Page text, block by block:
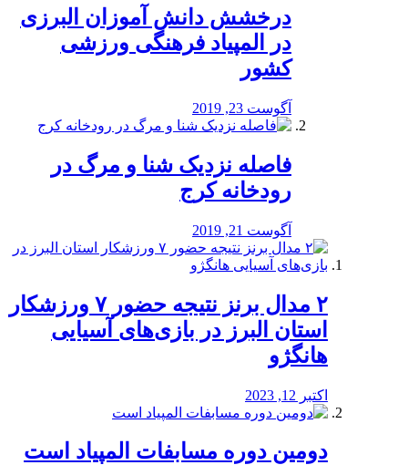
درخشش دانش آموزان البرزی
در المپیاد فرهنگی ورزشی
کشور
آگوست 23, 2019
️فاصله نزدیک شنا و مرگ در
رودخانه کرج
آگوست 21, 2019
۲ مدال برنز نتیجه حضور ۷ ورزشکار
استان البرز در بازی‌های آسیایی
هانگژو
اکتبر 12, 2023
دومین دوره مسابفات المپیاد است